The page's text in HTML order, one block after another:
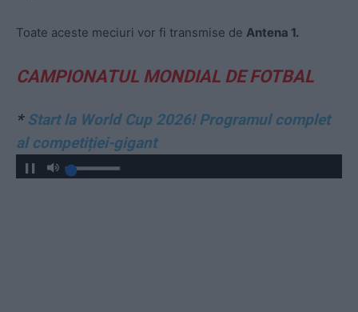
Toate aceste meciuri vor fi transmise de Antena 1.
CAMPIONATUL MONDIAL DE FOTBAL
* Start la World Cup 2026! Programul complet
al competiției-gigant